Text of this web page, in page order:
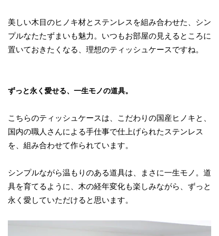
美しい木目のヒノキ材とステンレスを組み合わせた、シン
プルなたたずまいも魅力。いつもお部屋の見えるところに
置いておきたくなる、理想のティッシュケースですね。
ずっと永く愛せる、一生モノの道具。
こちらのティッシュケースは、こだわりの国産ヒノキと、
国内の職人さんによる手仕事で仕上げられたステンレス
を、組み合わせて作られています。
シンプルながら温もりのある道具は、まさに一生モノ。道
具を育てるように、木の経年変化も楽しみながら、ずっと
永く愛していただけると思います。